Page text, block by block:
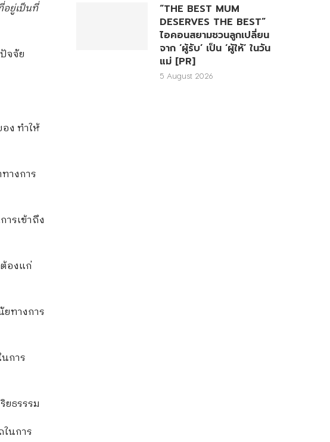
ยู่เป็นที่
จจัย
ง ทำให้
างการ
รเข้าถึง
องแก่
ยทางการ
การ
ธรรรม
นการ
“THE BEST MUM
DESERVES THE BEST”
ไอคอนสยามชวนลูกเปลี่ยน
จาก ‘ผู้รับ’ เป็น ‘ผู้ให้’ ในวัน
แม่ [PR]
5 August 2026